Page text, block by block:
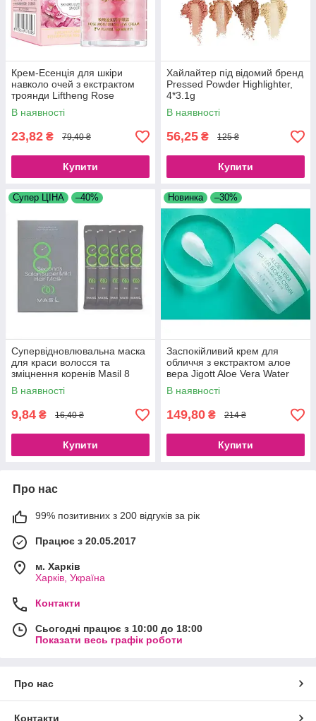
Крем-Есенція для шкіри
навколо очей з екстрактом
троянди Liftheng Rose
Moisturizing Eye Cream, 60 г
В наявності
23,82 ₴ 79,40 ₴
Купити
Хайлайтер під відомий бренд
Pressed Powder Highlighter,
4*3.1g
В наявності
56,25 ₴ 125 ₴
Купити
Супер ЦІНА –40%
Супервідновлювальна маска
для краси волосся та
зміцнення коренів Masil 8
Seconds Salon Super Mild
Hair Mask
В наявності
9,84 ₴ 16,40 ₴
Купити
Новинка –30%
Заспокійливий крем для
обличчя з екстрактом алое
вера Jigott Aloe Vera Water
Bomb Cream, 150 ml
В наявності
149,80 ₴ 214 ₴
Купити
Про нас
99% позитивних з 200 відгуків за рік
Працює з 20.05.2017
м. Харків
Харків, Україна
Контакти
Сьогодні працює з 10:00 до 18:00
Показати весь графік роботи
Про нас
Контакти